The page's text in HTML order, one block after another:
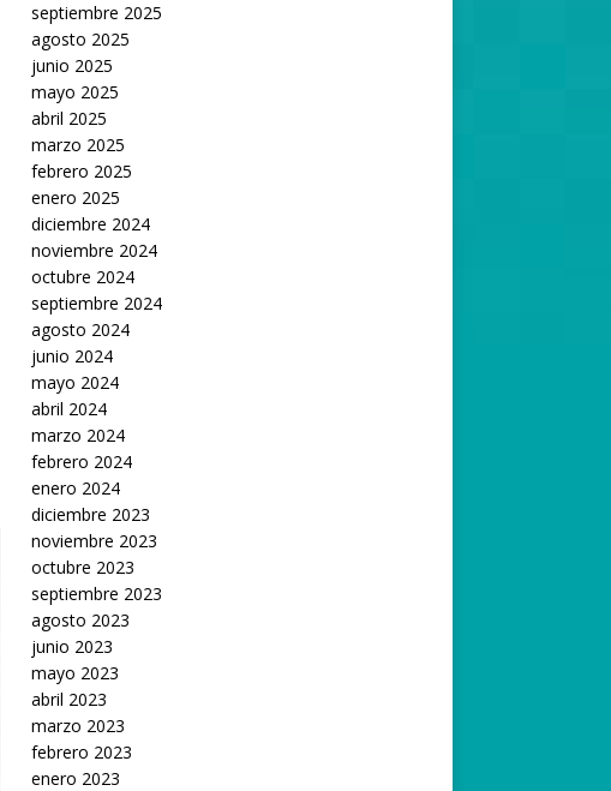
septiembre 2025
agosto 2025
junio 2025
mayo 2025
abril 2025
marzo 2025
febrero 2025
enero 2025
diciembre 2024
noviembre 2024
octubre 2024
septiembre 2024
agosto 2024
junio 2024
mayo 2024
abril 2024
marzo 2024
febrero 2024
enero 2024
diciembre 2023
noviembre 2023
octubre 2023
septiembre 2023
agosto 2023
junio 2023
mayo 2023
abril 2023
marzo 2023
febrero 2023
enero 2023